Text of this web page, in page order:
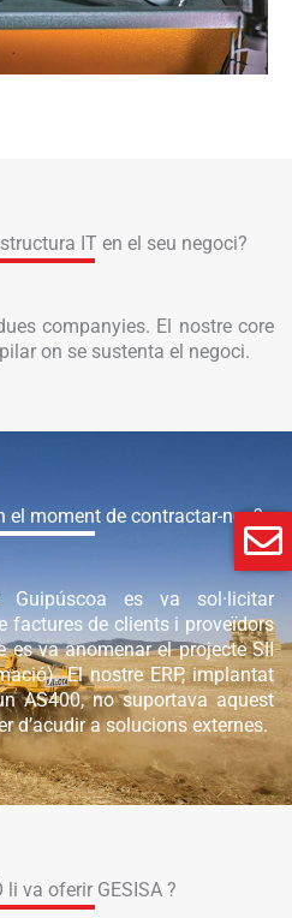
IT en el seu negoci?
companyies. El nostre core
on se sustenta el negoci.
el moment de contractar-nos?
es va sol·licitar
factures de clients i proveïdors
es va anomenar el projecte SII
El nostre ERP, implantat
AS400, no suportava aquest
d’acudir a solucions externes.
li va oferir GESISA ?